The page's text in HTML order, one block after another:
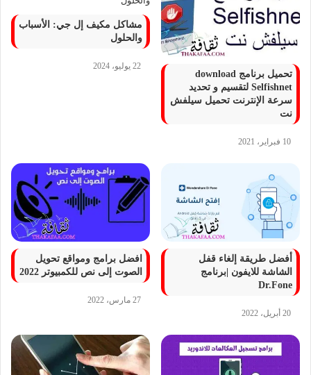
تحميل برنامج download
Selfishnet لتقسيم و تحديد
سرعة الإنترنت تحميل سيلفش
نت
10 فبراير، 2021
مشاكل مكيف إل جي: الأسباب
والحلول
22 يوليو، 2024
أفضل طريقة إلغاء قفل
الشاشة للايفون |برنامج
Dr.Fone
20 أبريل، 2022
افضل برامج ومواقع تحويل
الصوت إلى نص للكمبيوتر 2022
27 مارس، 2022